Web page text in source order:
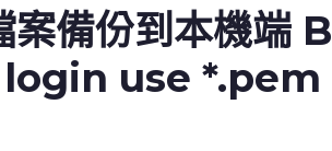
備份到本機端 B
use *.pem